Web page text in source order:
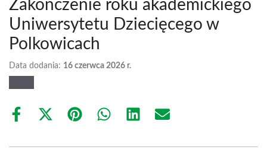
Zakończenie roku akademickiego
Uniwersytetu Dziecięcego w
Polkowicach
Data dodania: 16 czerwca 2026 r.
Share
Share
(Twitter)
Share Share Share Share